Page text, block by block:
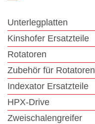
Unterlegplatten
Kinshofer Ersatzteile
Rotatoren
Zubehör für Rotatoren
Indexator Ersatzteile
HPX-Drive
Zweischalengreifer